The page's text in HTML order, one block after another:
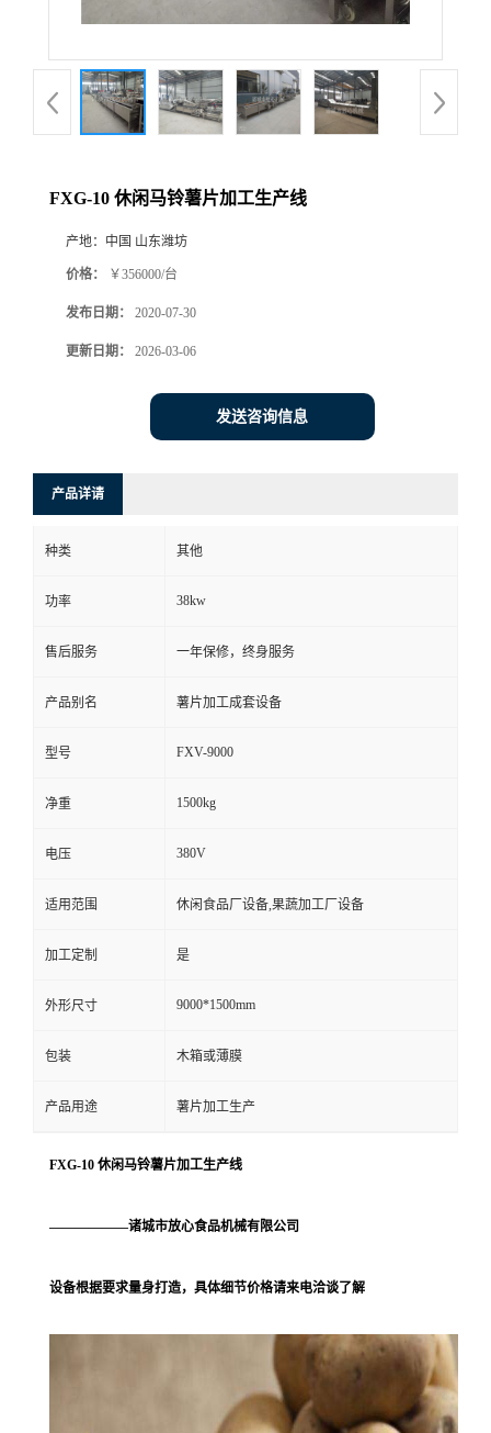
FXG-10 休闲马铃薯片加工生产线
产地： 中国 山东潍坊
价格： ￥356000/台
发布日期： 2020-07-30
更新日期： 2026-03-06
发送咨询信息
产品详请
种类 其他
功率 38kw
售后服务 一年保修，终身服务
产品别名 薯片加工成套设备
型号 FXV-9000
净重 1500kg
电压 380V
适用范围 休闲食品厂设备,果蔬加工厂设备
加工定制 是
外形尺寸 9000*1500mm
包装 木箱或薄膜
产品用途 薯片加工生产
FXG-10 休闲马铃薯片加工生产线
——————诸城市放心食品机械有限公司
设备根据要求量身打造，具体细节价格请来电洽谈了解